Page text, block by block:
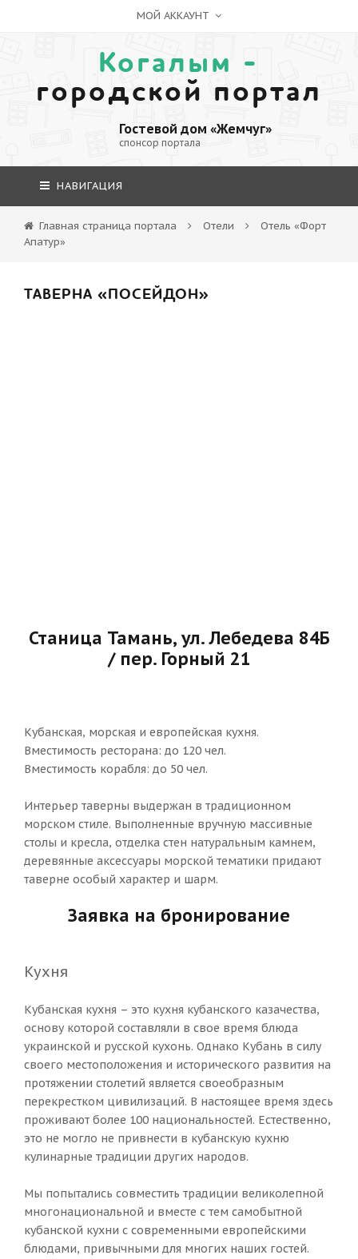
МОЙ АККАУНТ
Когалым -
городской портал
Гостевой дом «Жемчуг»
спонсор портала
НАВИГАЦИЯ
Главная страница портала Отели
Отель «Форт
Апатур»
ТАВЕРНА «ПОСЕЙДОН»
Станица Тамань, ул. Лебедева 84Б
/ пер. Горный 21
Кубанская, морская и европейская кухня.
Вместимость ресторана: до 120 чел.
Вместимость корабля: до 50 чел.
Интерьер таверны выдержан в традиционном
морском стиле. Выполненные вручную массивные
столы и кресла, отделка стен натуральным камнем,
деревянные аксессуары морской тематики придают
таверне особый характер и шарм.
Заявка на бронирование
Кухня
Кубанская кухня – это кухня кубанского казачества,
основу которой составляли в свое время блюда
украинской и русской кухонь. Однако Кубань в силу
своего местоположения и исторического развития на
протяжении столетий является своеобразным
перекрестком цивилизаций. В настоящее время здесь
проживают более 100 национальностей. Естественно,
это не могло не привнести в кубанскую кухню
кулинарные традиции других народов.
Мы попытались совместить традиции великолепной
многонациональной и вместе с тем самобытной
кубанской кухни с современными европейскими
блюдами, привычными для многих наших гостей.